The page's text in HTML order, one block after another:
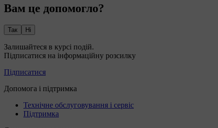
Вам це допомогло?
Так Ні